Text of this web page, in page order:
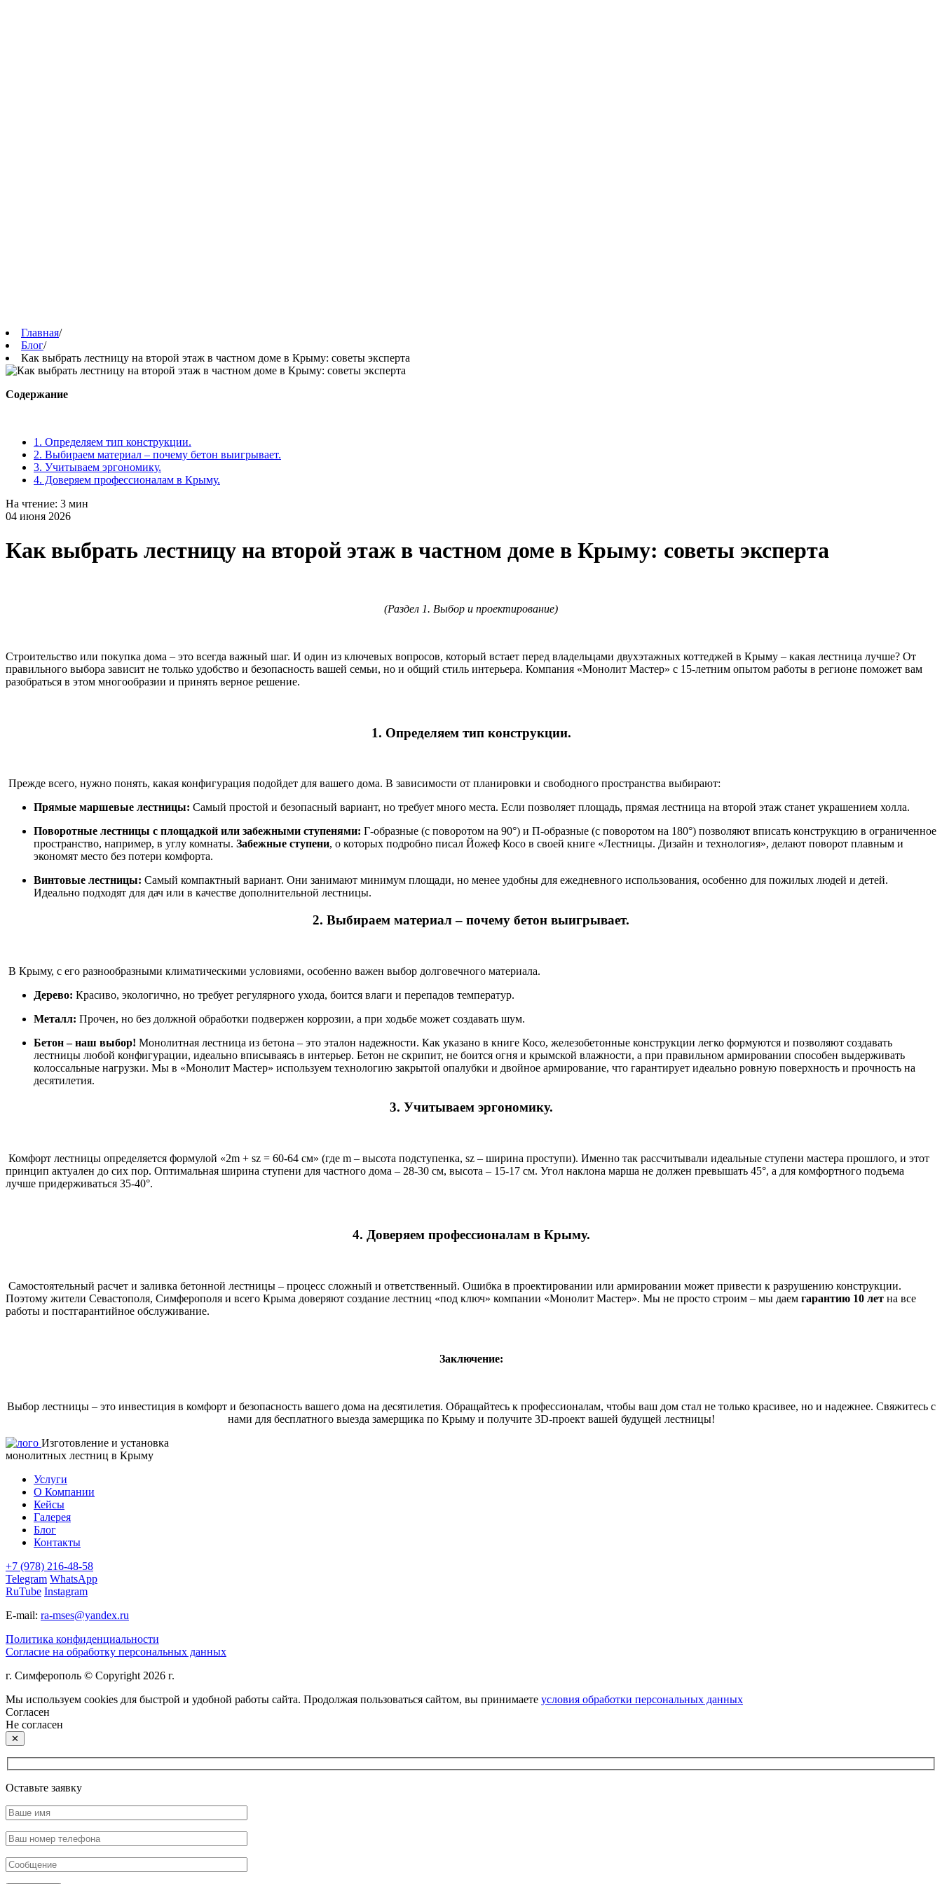
Главная/
Блог/
Как выбрать лестницу на второй этаж в частном доме в Крыму: советы эксперта
Содержание
1. Определяем тип конструкции.
2. Выбираем материал – почему бетон выигрывает.
3. Учитываем эргономику.
4. Доверяем профессионалам в Крыму.
На чтение: 3 мин
04 июня 2026
Как выбрать лестницу на второй этаж в частном доме в Крыму: советы эксперта
(Раздел 1. Выбор и проектирование)
Строительство или покупка дома – это всегда важный шаг. И один из ключевых вопросов, который встает перед владельцами двухэтажных коттеджей в Крыму – какая лестница лучше? От
правильного выбора зависит не только удобство и безопасность вашей семьи, но и общий стиль интерьера. Компания «Монолит Мастер» с 15-летним опытом работы в регионе поможет вам
разобраться в этом многообразии и принять верное решение.
1. Определяем тип конструкции.
Прежде всего, нужно понять, какая конфигурация подойдет для вашего дома. В зависимости от планировки и свободного пространства выбирают:
Прямые маршевые лестницы: Самый простой и безопасный вариант, но требует много места. Если позволяет площадь, прямая лестница на второй этаж станет украшением холла.
Поворотные лестницы с площадкой или забежными ступенями: Г-образные (с поворотом на 90°) и П-образные (с поворотом на 180°) позволяют вписать конструкцию в ограниченное
пространство, например, в углу комнаты. Забежные ступени, о которых подробно писал Йожеф Косо в своей книге «Лестницы. Дизайн и технология», делают поворот плавным и
экономят место без потери комфорта.
Винтовые лестницы: Самый компактный вариант. Они занимают минимум площади, но менее удобны для ежедневного использования, особенно для пожилых людей и детей.
Идеально подходят для дач или в качестве дополнительной лестницы.
2. Выбираем материал – почему бетон выигрывает.
В Крыму, с его разнообразными климатическими условиями, особенно важен выбор долговечного материала.
Дерево: Красиво, экологично, но требует регулярного ухода, боится влаги и перепадов температур.
Металл: Прочен, но без должной обработки подвержен коррозии, а при ходьбе может создавать шум.
Бетон – наш выбор! Монолитная лестница из бетона – это эталон надежности. Как указано в книге Косо, железобетонные конструкции легко формуются и позволяют создавать
лестницы любой конфигурации, идеально вписываясь в интерьер. Бетон не скрипит, не боится огня и крымской влажности, а при правильном армировании способен выдерживать
колоссальные нагрузки. Мы в «Монолит Мастер» используем технологию закрытой опалубки и двойное армирование, что гарантирует идеально ровную поверхность и прочность на
десятилетия.
3. Учитываем эргономику.
Комфорт лестницы определяется формулой «2m + sz = 60-64 см» (где m – высота подступенка, sz – ширина проступи). Именно так рассчитывали идеальные ступени мастера прошлого, и этот
принцип актуален до сих пор. Оптимальная ширина ступени для частного дома – 28-30 см, высота – 15-17 см. Угол наклона марша не должен превышать 45°, а для комфортного подъема
лучше придерживаться 35-40°.
4. Доверяем профессионалам в Крыму.
Самостоятельный расчет и заливка бетонной лестницы – процесс сложный и ответственный. Ошибка в проектировании или армировании может привести к разрушению конструкции.
Поэтому жители Севастополя, Симферополя и всего Крыма доверяют создание лестниц «под ключ» компании «Монолит Мастер». Мы не просто строим – мы даем гарантию 10 лет на все
работы и постгарантийное обслуживание.
Заключение:
Выбор лестницы – это инвестиция в комфорт и безопасность вашего дома на десятилетия. Обращайтесь к профессионалам, чтобы ваш дом стал не только красивее, но и надежнее. Свяжитесь с
нами для бесплатного выезда замерщика по Крыму и получите 3D-проект вашей будущей лестницы!
Изготовление и установка
монолитных лестниц в Крыму
Услуги
О Компании
Кейсы
Галерея
Блог
Контакты
+7 (978) 216-48-58
Telegram WhatsApp
RuTube Instagram
E-mail: ra-mses@yandex.ru
Политика конфиденциальности
Согласие на обработку персональных данных
г. Симферополь © Copyright 2026 г.
Мы используем cookies для быстрой и удобной работы сайта. Продолжая пользоваться сайтом, вы принимаете условия обработки персональных данных
Согласен
Не согласен
✕
Оставьте заявку